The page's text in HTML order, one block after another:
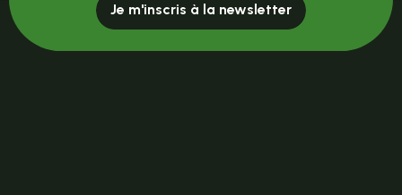
Je m'inscris à la newsletter